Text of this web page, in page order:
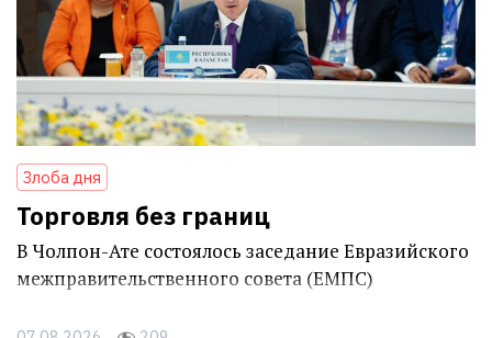
Злоба дня
Торговля без границ
В Чолпон-Ате состоялось заседание Евразийского
межправительственного совета (ЕМПС)